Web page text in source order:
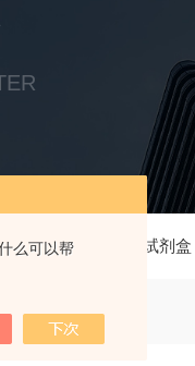
么可以帮
剂盒 人ELISA试剂盒